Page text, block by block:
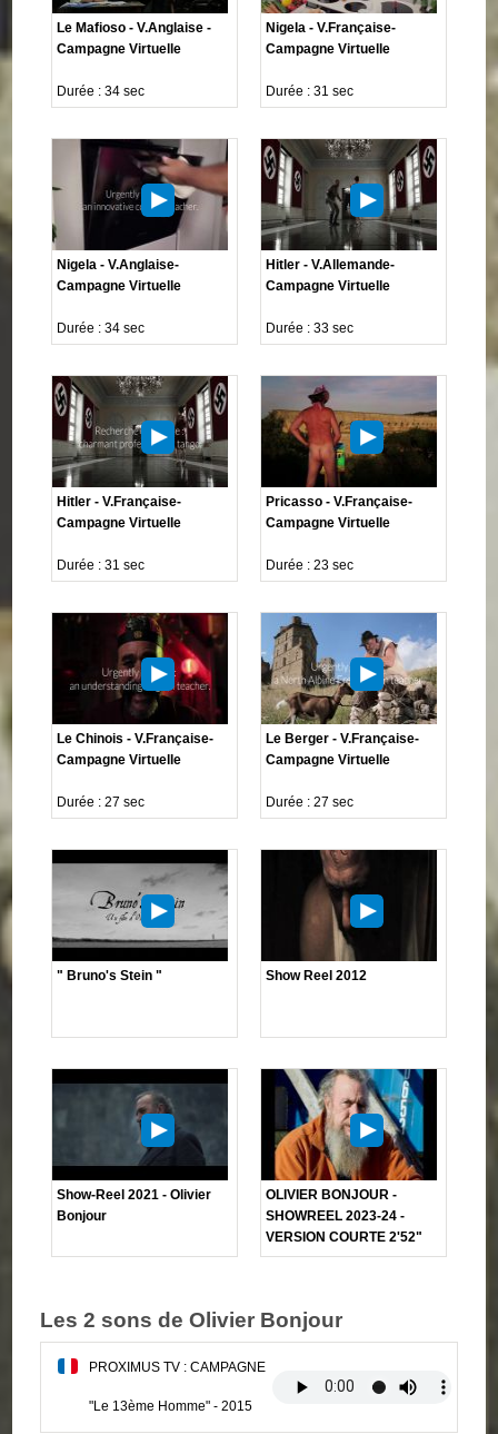
Le Mafioso - V.Anglaise -
Campagne Virtuelle
Durée : 34 sec
Nigela - V.Française-
Campagne Virtuelle
Durée : 31 sec
Nigela - V.Anglaise-
Campagne Virtuelle
Durée : 34 sec
Hitler - V.Allemande-
Campagne Virtuelle
Durée : 33 sec
Hitler - V.Française-
Campagne Virtuelle
Durée : 31 sec
Pricasso - V.Française-
Campagne Virtuelle
Durée : 23 sec
Le Chinois - V.Française-
Campagne Virtuelle
Durée : 27 sec
Le Berger - V.Française-
Campagne Virtuelle
Durée : 27 sec
" Bruno's Stein " Show Reel 2012
Show-Reel 2021 - Olivier
Bonjour
OLIVIER BONJOUR -
SHOWREEL 2023-24 -
VERSION COURTE 2'52"
Les 2 sons de Olivier Bonjour
PROXIMUS TV : CAMPAGNE
"Le 13ème Homme" - 2015